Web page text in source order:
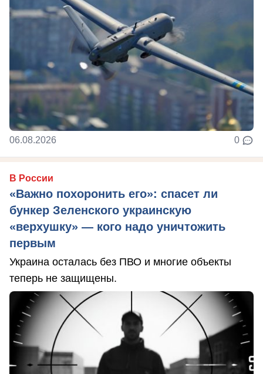
06.08.2026 0
В России
«Важно похоронить его»: спасет ли
бункер Зеленского украинскую
«верхушку» — кого надо уничтожить
первым
Украина осталась без ПВО и многие объекты
теперь не защищены.